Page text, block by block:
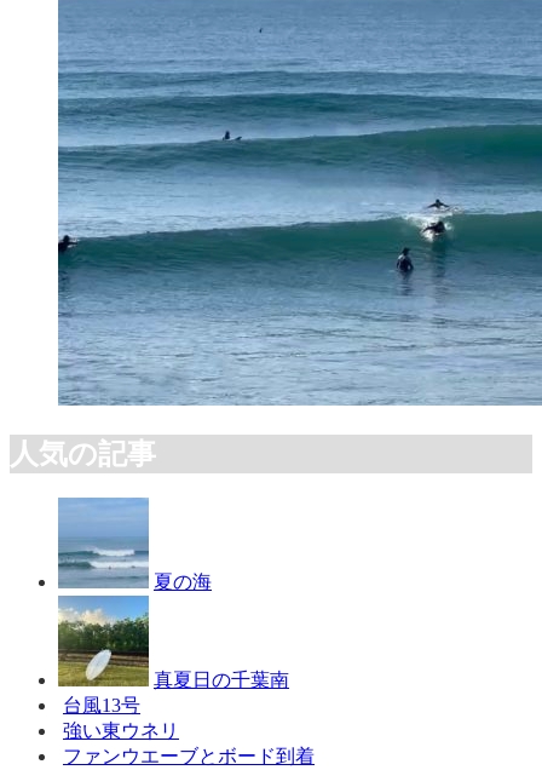
人気の記事
夏の海
真夏日の千葉南
台風13号
強い東ウネリ
ファンウエーブとボード到着